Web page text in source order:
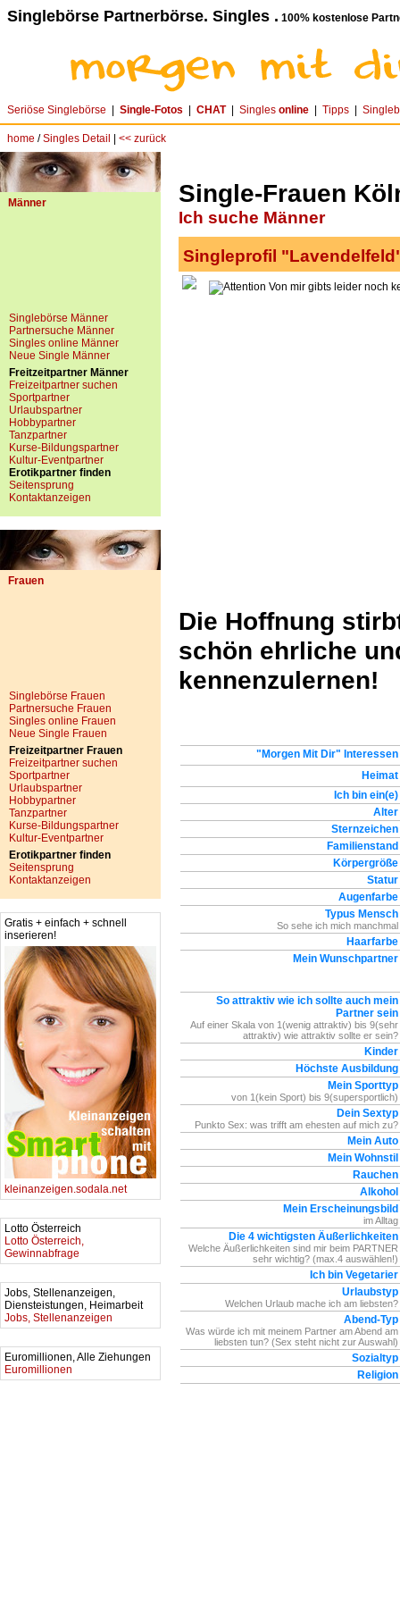
Singlebörse Partnerbörse. Singles . 100% kostenlose
Seriöse Singlebörse Single-Fotos CHAT| Singles online Tipps
home /Singles Detail << zurück
Männer
Singlebörse Männer
Partnersuche Männer
Singles online Männer
Neue Single Männer
Freitzeitpartner Männer
Freizeitpartner suchen
Sportpartner
Urlaubspartner
Hobbypartner
Tanzpartner
Kurse-Bildungspartner
Kultur-Eventpartner
Erotikpartner finden
Seitensprung
Kontaktanzeigen
Frauen
Singlebörse Frauen
Partnersuche Frauen
Singles online Frauen
Neue Single Frauen
Freizeitpartner Frauen
Freizeitpartner suchen
Sportpartner
Urlaubspartner
Hobbypartner
Tanzpartner
Kurse-Bildungspartner
Kultur-Eventpartner
Erotikpartner finden
Seitensprung
Kontaktanzeigen
Gratis + einfach + schnell
inserieren!
kleinanzeigen.sodala.net
Lotto Österreich
Lotto Österreich,
Gewinnabfrage
Jobs, Stellenanzeigen,
Diensteistungen, Heimarbeit
Jobs, Stellenanzeigen
Euromillionen, Alle Ziehungen
Euromillionen
Single-Frauen
Ich suche Männer
Singleprofil
Von mir gibts leider noch
Die Hoffnung
schön ehrliche
kennenzulernen!
"Morgen Mit Dir" Interessen
Heimat
Ich bin ein(e)
Alter
Sternzeichen
Familienstand
Körpergröße
Statur
Augenfarbe
Typus Mensch
So sehe ich mich manchmal
Haarfarbe
Mein Wunschpartner
So attraktiv wie ich sollte auch mein
Partner sein
Auf einer Skala von 1(wenig attraktiv) bis 9(sehr
attraktiv) wie attraktiv sollte er sein?
Kinder
Höchste Ausbildung
Mein Sporttyp
von 1(kein Sport) bis 9(supersportlich)
Dein Sextyp
Punkto Sex: was trifft am ehesten auf mich zu?
Mein Auto
Mein Wohnstil
Rauchen
Alkohol
Mein Erscheinungsbild
im Alltag
Die 4 wichtigsten Äußerlichkeiten
Welche Äußerlichkeiten sind mir beim PARTNER
sehr wichtig? (max.4 auswählen!)
Ich bin Vegetarier
Urlaubstyp
Welchen Urlaub mache ich am liebsten?
Abend-Typ
Was würde ich mit meinem Partner am Abend am
liebsten tun? (Sex steht nicht zur Auswahl)
Sozialtyp
Religion